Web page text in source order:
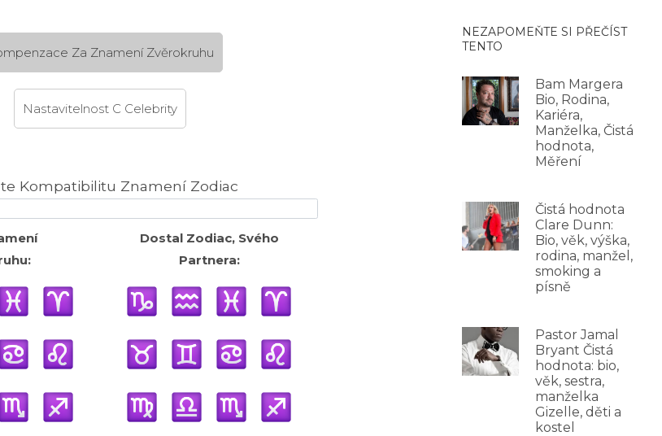
Za Znamení Zvěrokruhu
Nastavitelnost C Celebrity
Kompatibilitu Znamení Zodiac
Dostal Zodiac, Svého
Partnera:
NEZAPOMEŇTE SI PŘEČÍST
TENTO
Bam Margera
Bio, Rodina,
Kariéra,
Manželka, Čistá
hodnota,
Měření
Čistá hodnota
Clare Dunn:
Bio, věk, výška,
rodina, manžel,
smoking a
písně
Pastor Jamal
Bryant Čistá
hodnota: bio,
věk, sestra,
manželka
Gizelle, děti a
kostel